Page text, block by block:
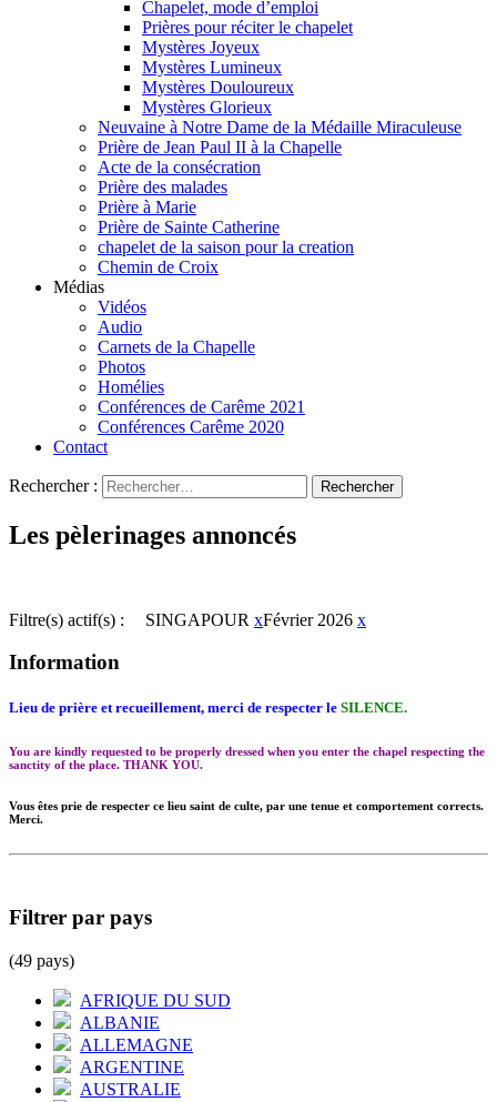
Chapelet, mode d’emploi
Prières pour réciter le chapelet
Mystères Joyeux
Mystères Lumineux
Mystères Douloureux
Mystères Glorieux
Neuvaine à Notre Dame de la Médaille Miraculeuse
Prière de Jean Paul II à la Chapelle
Acte de la consécration
Prière des malades
Prière à Marie
Prière de Sainte Catherine
chapelet de la saison pour la creation
Chemin de Croix
Médias
Vidéos
Audio
Carnets de la Chapelle
Photos
Homélies
Conférences de Carême 2021
Conférences Carême 2020
Contact
Rechercher :
Les pèlerinages annoncés
Filtre(s) actif(s) : SINGAPOUR xFévrier 2026 x
Information
Lieu de prière et recueillement, merci de respecter le SILENCE.
You are kindly requested to be properly dressed when you enter the chapel respecting the
sanctity of the place. THANK YOU.
Vous êtes prie de respecter ce lieu saint de culte, par une tenue et comportement corrects.
Merci.
Filtrer par pays
(49 pays)
AFRIQUE DU SUD
ALBANIE
ALLEMAGNE
ARGENTINE
AUSTRALIE